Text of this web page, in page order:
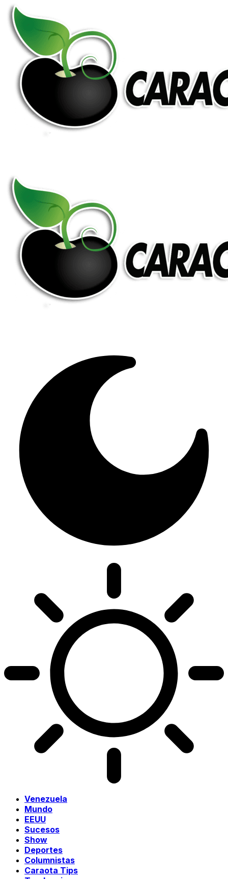
Venezuela
Mundo
EEUU
Sucesos
Show
Deportes
Columnistas
Caraota Tips